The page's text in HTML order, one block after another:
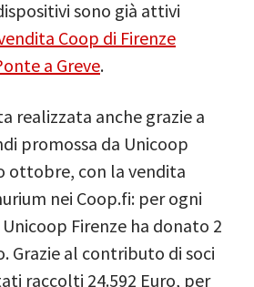
sono già attivi
Coop di Firenze
a Greve.
realizzata anche grazie a
promossa da Unicoop
ottobre, con la vendita
nei Coop.fi: per ogni
Firenze ha donato 2
Grazie al contributo di soci
raccolti 24.592 Euro, per